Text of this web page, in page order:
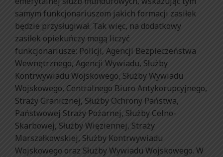
samym funkcjonariuszom jakich formacji zasiłek
będzie przysługiwał. Tak więc, na dodatkowy
zasiłek opiekuńczy mogą liczyć
funkcjonariusze: Policji, Agencji Bezpieczeństwa
Wewnętrznego, Agencji Wywiadu, Służby
Kontrwywiadu Wojskowego, Służby Wywiadu
Wojskowego, Centralnego Biuro Antykorupcyjnego,
Straży Granicznej, Służby Ochrony Państwa,
Państwowej Straży Pożarnej, Służby Celno-
Skarbowej, Służby Więziennej, Straży
Marszałkowskiej, Służby Kontrwywiadu
Wojskowego oraz Służby Wywiadu Wojskowego. W